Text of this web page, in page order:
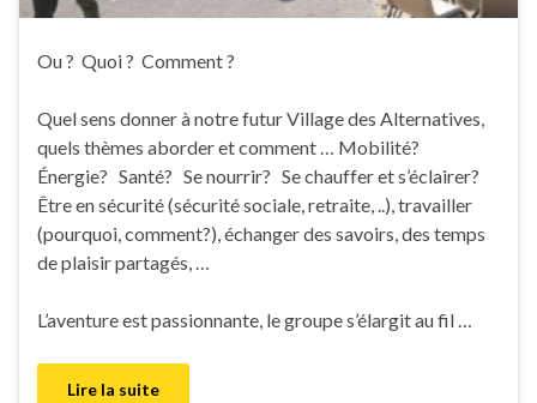
Ou ? Quoi ? Comment ?
Quel sens donner à notre futur Village des Alternatives,
quels thèmes aborder et comment … Mobilité?
Énergie? Santé? Se nourrir? Se chauffer et s’éclairer?
Être en sécurité (sécurité sociale, retraite, ..), travailler
(pourquoi, comment?), échanger des savoirs, des temps
de plaisir partagés, …
L’aventure est passionnante, le groupe s’élargit au fil …
Lire la suite